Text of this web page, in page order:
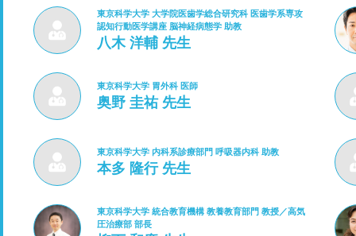
東京科学大学 大学院医歯学総合研究科 医歯学系専攻
認知行動医学講座 脳神経病態学 助教
八木 洋輔 先生
東京科学大学 胃外科 医師
奥野 圭祐 先生
東京科学大学 内科系診療部門 呼吸器内科 助教
本多 隆行 先生
東京科学大学 統合教育機構 教養教育部門 教授／高気
圧治療部 部長